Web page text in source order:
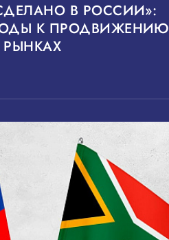
В РОССИИ»:
К ПРОДВИЖЕНИЮ